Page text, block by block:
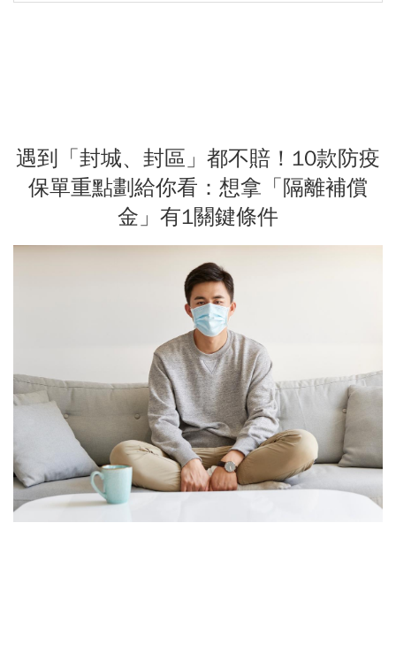
遇到「封城、封區」都不賠！10款防疫
保單重點劃給你看：想拿「隔離補償
金」有1關鍵條件